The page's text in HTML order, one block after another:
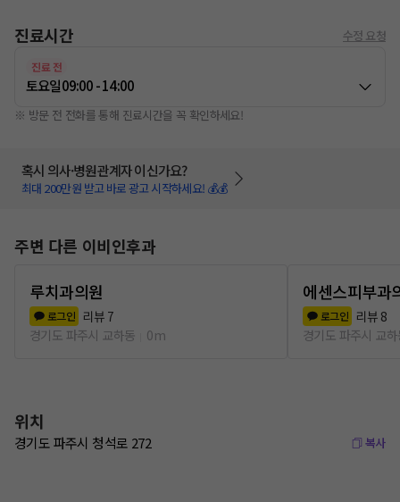
진료시간 수정 요청
진료 전
토요일09:00 - 14:00
※ 방문 전 전화를 통해 진료시간을 꼭 확인하세요!
혹시 의사·병원관계자 이신가요?
최대 200만원 받고 바로 광고 시작하세요! 💰💰
주변 다른 이비인후과
루치과의원
로그인 리뷰 7
경기도 파주시 교하동
0m
에센스피부과
로그인 리뷰 8
경기도 파주시 교
위치
경기도 파주시 청석로 272 복사